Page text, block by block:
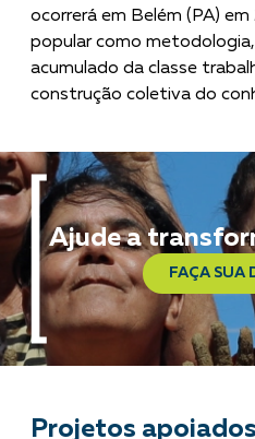
ocorrerá em Belém (PA)
popular como
acumulado da classe
construção coletiva do
Ajude a
FAÇA SUA
Projetos apoiados